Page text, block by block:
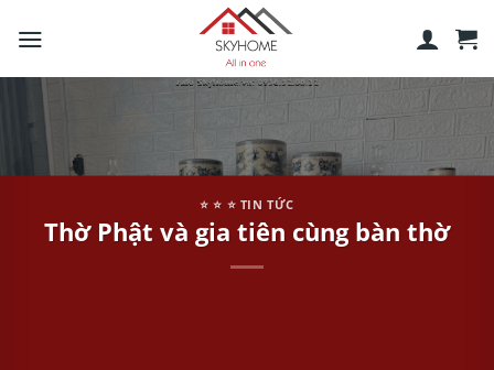
⭐️ ⭐️ ⭐️ TIN TỨC
Thờ Phật và gia tiên cùng bàn thờ